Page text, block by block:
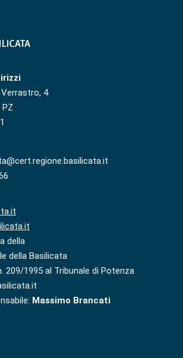
4
della
della Basilicata
209/1995 al Tribunale di Potenza
Massimo Brancati